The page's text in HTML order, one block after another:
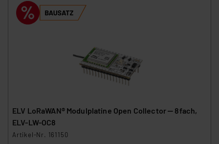
ELV LoRaWAN® Modulplatine Open Collector ‒ 8fach,
ELV-LW-OC8
Artikel-Nr. 161150